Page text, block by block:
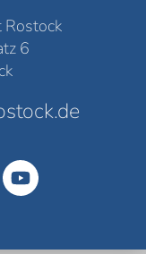
Rostock
6